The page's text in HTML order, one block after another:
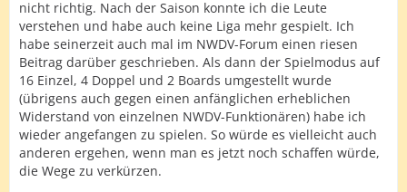
nicht richtig. Nach der Saison konnte ich die Leute
verstehen und habe auch keine Liga mehr gespielt. Ich
habe seinerzeit auch mal im NWDV-Forum einen riesen
Beitrag darüber geschrieben. Als dann der Spielmodus auf
16 Einzel, 4 Doppel und 2 Boards umgestellt wurde
(übrigens auch gegen einen anfänglichen erheblichen
Widerstand von einzelnen NWDV-Funktionären) habe ich
wieder angefangen zu spielen. So würde es vielleicht auch
anderen ergehen, wenn man es jetzt noch schaffen würde,
die Wege zu verkürzen.